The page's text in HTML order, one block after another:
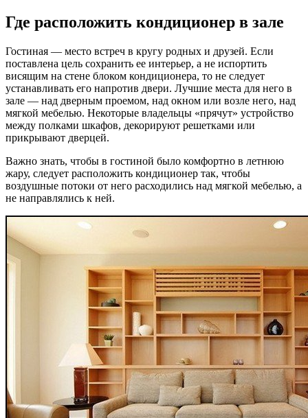
Где расположить кондиционер в зале
Гостиная — место встреч в кругу родных и друзей. Если
поставлена цель сохранить ее интерьер, а не испортить
висящим на стене блоком кондиционера, то не следует
устанавливать его напротив двери. Лучшие места для него в
зале — над дверным проемом, над окном или возле него, над
мягкой мебелью. Некоторые владельцы «прячут» устройство
между полками шкафов, декорируют решетками или
прикрывают дверцей.
Важно знать, чтобы в гостиной было комфортно в летнюю
жару, следует расположить кондиционер так, чтобы
воздушные потоки от него расходились над мягкой мебелью, а
не направлялись к ней.